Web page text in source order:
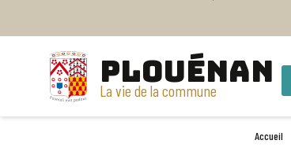
PLOUÉNAN
La vie de la commune
Accueil